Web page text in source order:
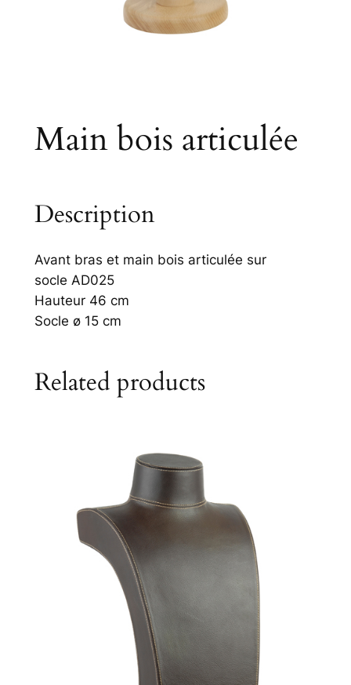
Main bois articulée
Description
Avant bras et main bois articulée sur
socle AD025
Hauteur 46 cm
Socle ø 15 cm
Related products